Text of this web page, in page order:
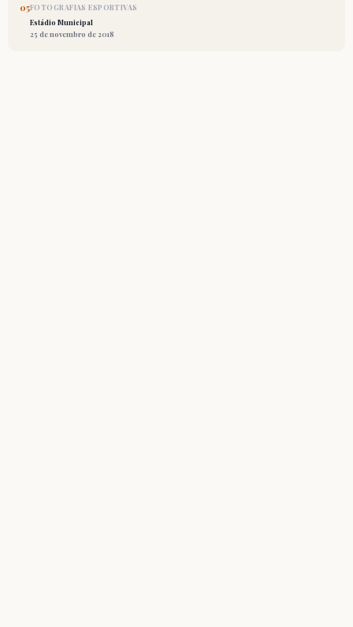
05FOTOGRAFIAS ESPORTIVAS
Estádio Municipal
25 de novembro de 2018